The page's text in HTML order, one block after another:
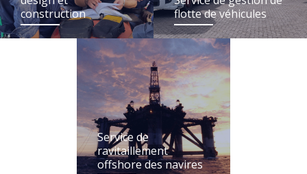
construction
flotte de véhicules
Service de
ravitaillement
offshore des navires